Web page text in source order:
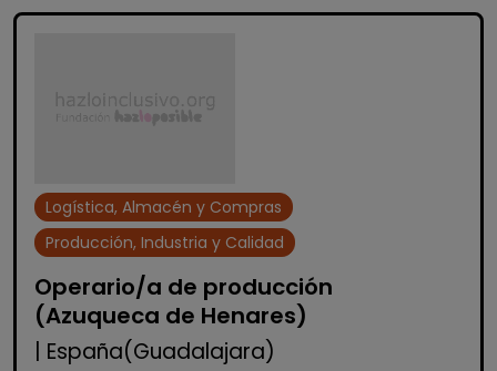
Logística, Almacén y Compras
Producción, Industria y Calidad
Operario/a de producción
(Azuqueca de Henares)
| España(Guadalajara)